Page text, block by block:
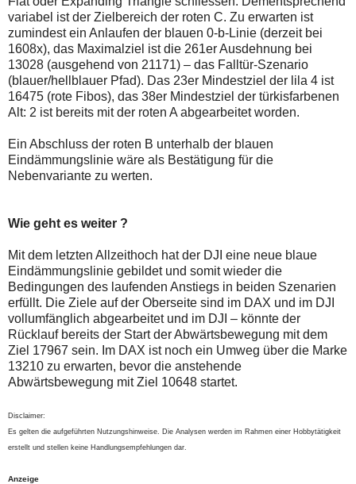
variabel ist der Zielbereich der roten C. Zu erwarten ist
zumindest ein Anlaufen der blauen 0-b-Linie (derzeit bei
1608x), das Maximalziel ist die 261er Ausdehnung bei
13028 (ausgehend von 21171) – das Falltür-Szenario
(blauer/hellblauer Pfad). Das 23er Mindestziel der lila 4 ist
16475 (rote Fibos), das 38er Mindestziel der türkisfarbenen
Alt: 2 ist bereits mit der roten A abgearbeitet worden.
Ein Abschluss der roten B unterhalb der blauen
Eindämmungslinie wäre als Bestätigung für die
Nebenvariante zu werten.
Wie geht es weiter ?
Mit dem letzten Allzeithoch hat der DJI eine neue blaue
Eindämmungslinie gebildet und somit wieder die
Bedingungen des laufenden Anstiegs in beiden Szenarien
erfüllt. Die Ziele auf der Oberseite sind im DAX und im DJI
vollumfänglich abgearbeitet und im DJI – könnte der
Rücklauf bereits der Start der Abwärtsbewegung mit dem
Ziel 17967 sein. Im DAX ist noch ein Umweg über die Marke
13210 zu erwarten, bevor die anstehende
Abwärtsbewegung mit Ziel 10648 startet.
Disclaimer:
Es gelten die aufgeführten Nutzungshinweise. Die Analysen werden im Rahmen einer Hobbytätigkeit
erstellt und stellen keine Handlungsempfehlungen dar.
Anzeige